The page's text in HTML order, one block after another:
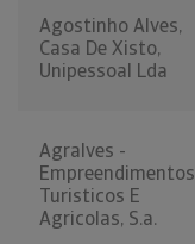
Agostinho Alves,
Casa De Xisto,
Unipessoal Lda
Agralves -
Empreendimentos
Turisticos E
Agricolas, S.a.